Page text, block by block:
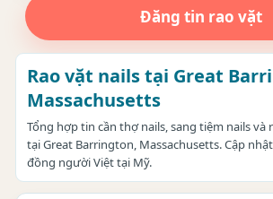
Đăng tin rao vặt
Rao vặt nails tại Great
Massachusetts
Tổng hợp tin cần thợ nails, sang tiệm nails và
tại Great Barrington, Massachusetts. Cập
đồng người Việt tại Mỹ.